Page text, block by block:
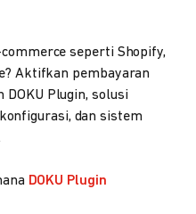
seperti Shopify,
Aktifkan pembayaran
DOKU Plugin, solusi
dan sistem
DOKU Plugin